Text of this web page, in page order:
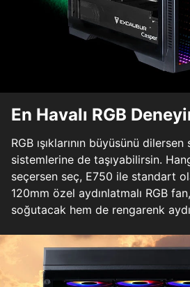
En Havalı RGB
RGB ışıklarının büyüsünü
sistemlerine de taşıyabilirsin.
seçersen seç, E750 ile standart
120mm özel aydınlatmalı RGB
soğutacak hem de rengarenk